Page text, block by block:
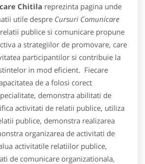
Chitila reprezinta pagina unde
utile despre Cursuri Comunicare
publice si comunicare propune
a strategiilor de promovare, care
participantilor si contribuie la
in mod eficient. Fiecare
de a folosi corect
demonstra abilitati de
activitati de relatii publice, utiliza
publice, demonstra realizarea
organizarea de activitati de
activitatile relatiilor publice,
de comunicare organizationala,